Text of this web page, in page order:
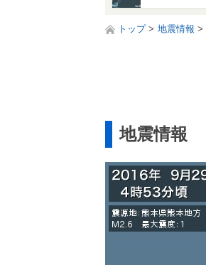
トップ 地震情報
地震情報